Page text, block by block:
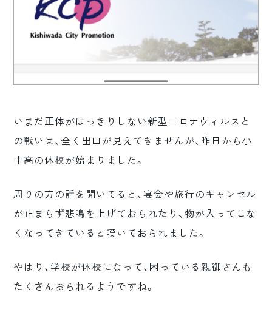
いまだ正体がはっきりしない新型コロナウィルスと
の戦いは、全く出口が見えてきませんが、昨日から小
中高の休校が始まりました。
周りの方の話を聞いてると、宴会や旅行のキャンセル
が止まらず悲鳴を上げておられたり、物が入ってこな
くなってきていると嘆いておられました。
やはり、学校が休校になって、困っている親御さんも
たくさんおられるようですね。